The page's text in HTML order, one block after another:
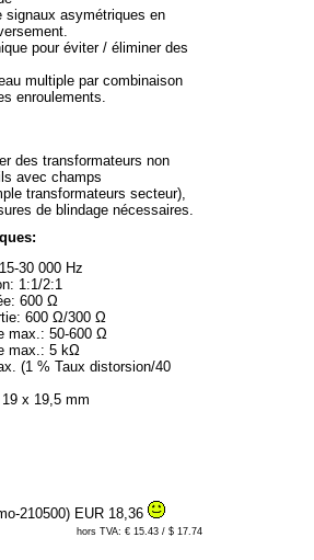
signaux asymétriques en
pour éviter / éliminer des
multiple par combinaison
enroulements.
des transformateurs non
avec champs
transformateurs secteur),
de blindage nécessaires.
30 000 Hz
1:1/2:1
600 Ω
600 Ω/300 Ω
max.: 50-600 Ω
max.: 5 kΩ
(1 % Taux distorsion/40
x 19,5 mm
210500) EUR 18,36
hors TVA: € 15.43 / $ 17.74